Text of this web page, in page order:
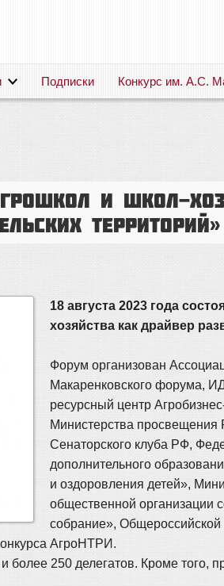
Подписки Конкурс им. А.С.
и школ-
территорий»
18 августа 2023 года
хозяйства как драйвер
Форум организован
Макаренковского форума,
ресурсный центр
Министерства просвещения
Сенаторского клуба РФ,
дополнительного
и оздоровления детей»,
общественной организации
собрание», Общероссийской
АгроНТРИ.
250 делегатов. Кроме того,